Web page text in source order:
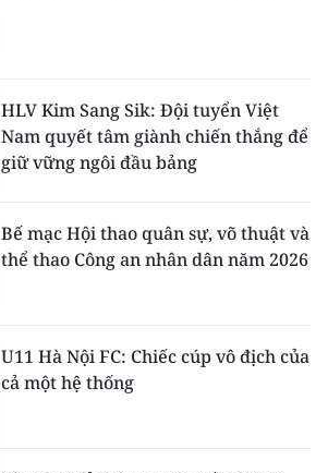
HLV Kim Sang Sik: Đội tuyển Việt
Nam quyết tâm giành chiến thắng để
giữ vững ngôi đầu bảng
Bế mạc Hội thao quân sự, võ thuật và
thể thao Công an nhân dân năm 2026
U11 Hà Nội FC: Chiếc cúp vô địch của
cả một hệ thống